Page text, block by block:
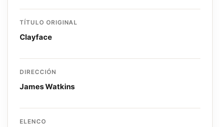
TÍTULO ORIGINAL
Clayface
DIRECCIÓN
James Watkins
ELENCO